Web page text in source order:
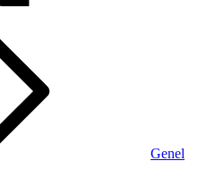
Genel